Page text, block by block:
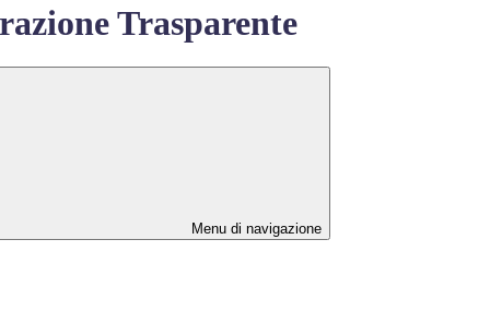
Trasparente
Menu di navigazione